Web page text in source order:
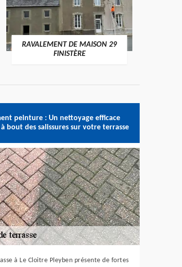
RAVALEMENT DE MAISON 29
FINISTÈRE
peinture : Un nettoyage efficace
bout des salissures sur votre terrasse
à Le Cloitre Pleyben présente de fortes